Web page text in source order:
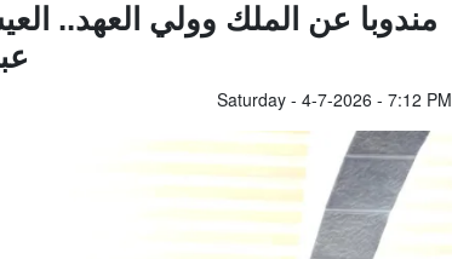
مندوبا عن الملك وولي العهد..
Saturday - 4-7-2026 - 7:12 PM